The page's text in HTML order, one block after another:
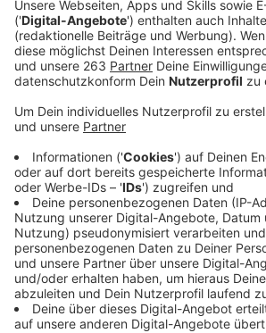
Am letzten Augustwochenende in
Siegen wieder Stadtfest gefeiert
Veranstalter sprechen von einem
Stadtfest. Das wäre dann wohl das
"klimaneutrale" Stadtfest überhaupt
Im Umweltausschuss des Siegener
Nachmittag darüber diskutiert worden,
Großveranstaltung mit etwa 100 000
überhaupt „klimaneutral“ sein kann.
wollen CO²-Ausstoß bei der
entweder ganz vermeiden oder
mindern. Ökostrom, Verzicht auf
Plastikgeschirr. Besucher sollen